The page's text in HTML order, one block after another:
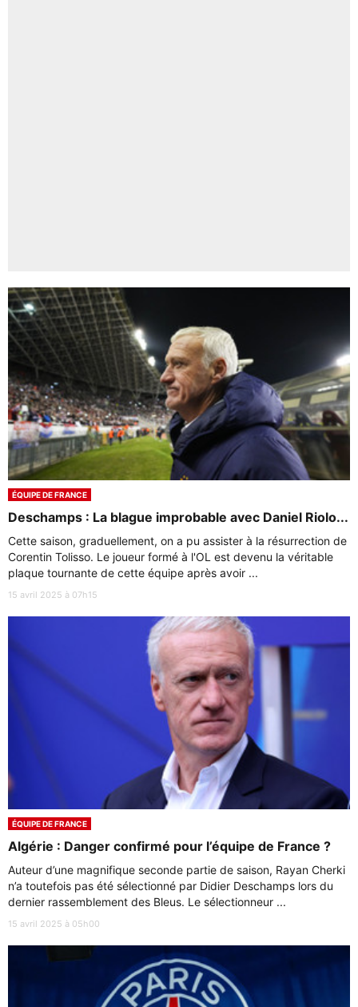
ÉQUIPE DE FRANCE
Deschamps : La blague improbable avec Daniel Riolo...
Cette saison, graduellement, on a pu assister à la résurrection de
Corentin Tolisso. Le joueur formé à l'OL est devenu la véritable
plaque tournante de cette équipe après avoir ...
15 avril 2025 à 07h15
ÉQUIPE DE FRANCE
Algérie : Danger confirmé pour l’équipe de France ?
Auteur d’une magnifique seconde partie de saison, Rayan Cherki
n’a toutefois pas été sélectionné par Didier Deschamps lors du
dernier rassemblement des Bleus. Le sélectionneur ...
15 avril 2025 à 05h00